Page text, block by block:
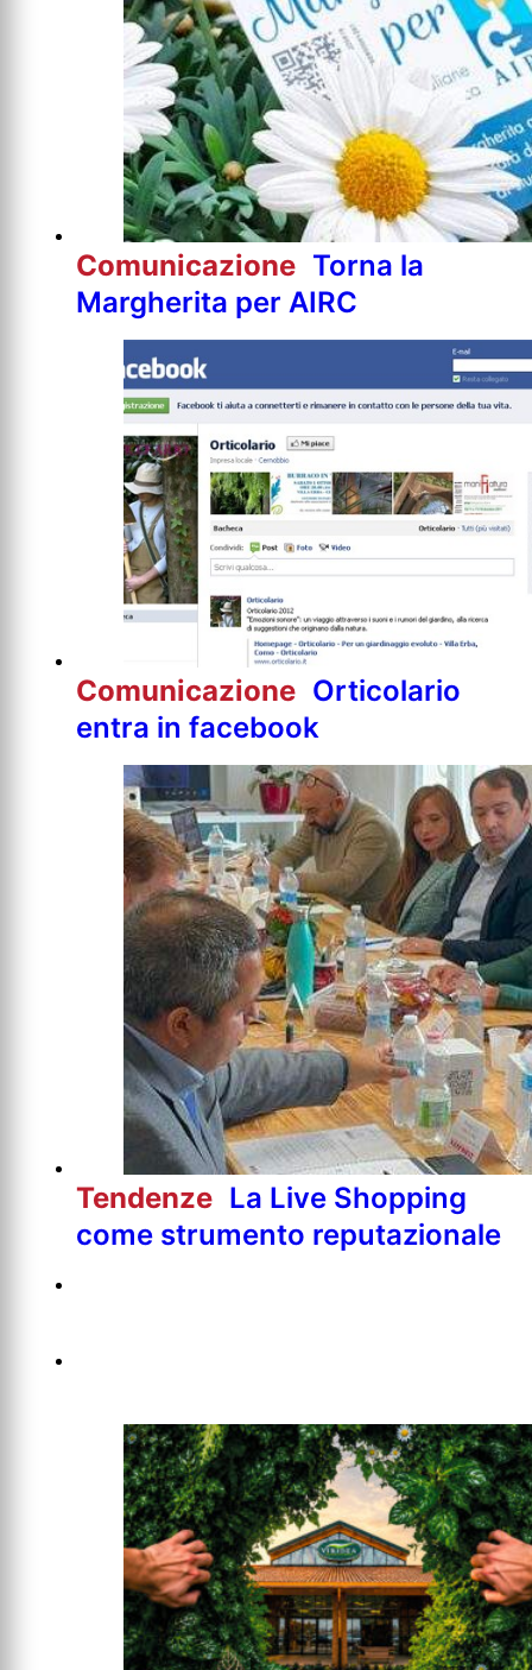
Comunicazione Torna la
Margherita per AIRC
Comunicazione Orticolario
entra in facebook
Tendenze La Live Shopping
come strumento reputazionale